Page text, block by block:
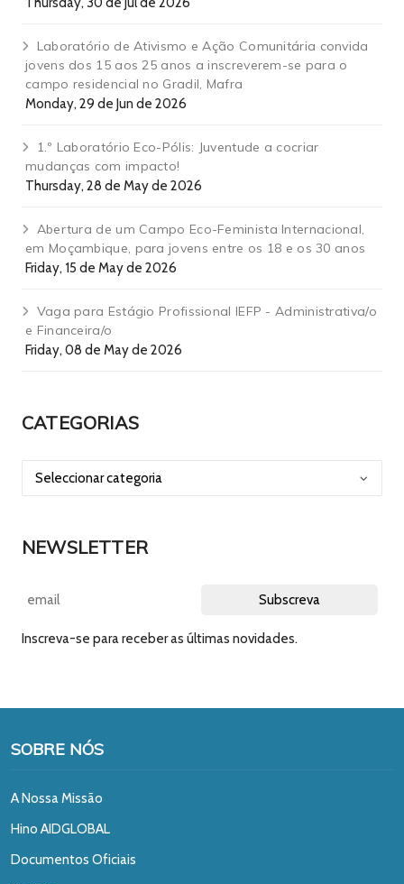
Laboratório de Ativismo e Ação Comunitária convida
jovens dos 15 aos 25 anos a inscreverem-se para o
campo residencial no Gradil, Mafra
Monday, 29 de Jun de 2026
1.º Laboratório Eco-Pólis: Juventude a cocriar
mudanças com impacto!
Thursday, 28 de May de 2026
Abertura de um Campo Eco-Feminista Internacional,
em Moçambique, para jovens entre os 18 e os 30 anos
Friday, 15 de May de 2026
Vaga para Estágio Profissional IEFP - Administrativa/o
e Financeira/o
Friday, 08 de May de 2026
CATEGORIAS
NEWSLETTER
Inscreva-se para receber as últimas novidades.
SOBRE NÓS
A Nossa Missão
Hino AIDGLOBAL
Documentos Oficiais